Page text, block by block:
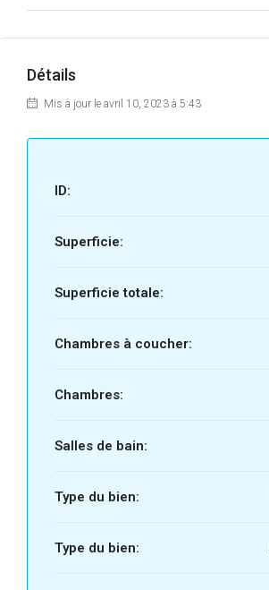
Détails
Mis à jour le avril 10, 2023 à 5:43
ID:
Superficie:
Superficie totale:
Chambres à coucher:
Chambres:
Salles de bain:
Type du bien:
Type du bien: